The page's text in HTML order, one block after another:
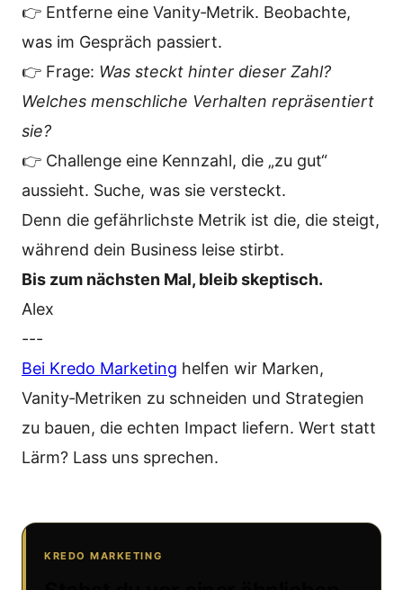
👉 Entferne eine Vanity‑Metrik. Beobachte,
was im Gespräch passiert.
👉 Frage: Was steckt hinter dieser Zahl?
Welches menschliche Verhalten repräsentiert
sie?
👉 Challenge eine Kennzahl, die „zu gut“
aussieht. Suche, was sie versteckt.
Denn die gefährlichste Metrik ist die, die steigt,
während dein Business leise stirbt.
Bis zum nächsten Mal, bleib skeptisch.
Alex
---
Bei Kredo Marketing helfen wir Marken,
Vanity‑Metriken zu schneiden und Strategien
zu bauen, die echten Impact liefern. Wert statt
Lärm? Lass uns sprechen.
KREDO MARKETING